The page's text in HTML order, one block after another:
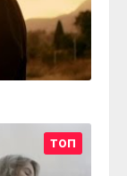
ТОП